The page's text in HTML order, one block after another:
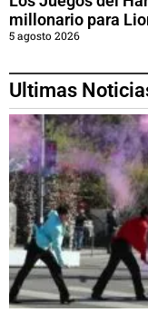
millonario para
5 agosto 2026
Ultimas